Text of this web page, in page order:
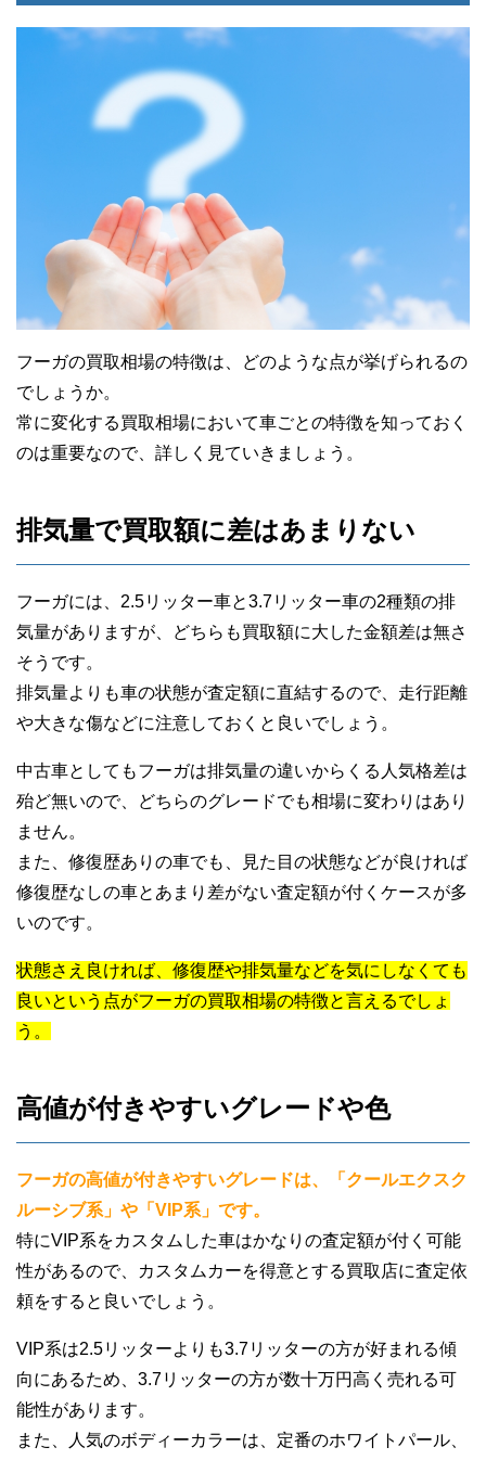
フーガの買取相場の特徴は、どのような点が挙げられるの
でしょうか。
常に変化する買取相場において車ごとの特徴を知っておく
のは重要なので、詳しく見ていきましょう。
排気量で買取額に差はあまりない
フーガには、2.5リッター車と3.7リッター車の2種類の排
気量がありますが、どちらも買取額に大した金額差は無さ
そうです。
排気量よりも車の状態が査定額に直結するので、走行距離
や大きな傷などに注意しておくと良いでしょう。
中古車としてもフーガは排気量の違いからくる人気格差は
殆ど無いので、どちらのグレードでも相場に変わりはあり
ません。
また、修復歴ありの車でも、見た目の状態などが良ければ
修復歴なしの車とあまり差がない査定額が付くケースが多
いのです。
状態さえ良ければ、修復歴や排気量などを気にしなくても
良いという点がフーガの買取相場の特徴と言えるでしょ
う。
高値が付きやすいグレードや色
フーガの高値が付きやすいグレードは、「クールエクスク
ルーシブ系」や「VIP系」です。
特にVIP系をカスタムした車はかなりの査定額が付く可能
性があるので、カスタムカーを得意とする買取店に査定依
頼をすると良いでしょう。
VIP系は2.5リッターよりも3.7リッターの方が好まれる傾
向にあるため、3.7リッターの方が数十万円高く売れる可
能性があります。
また、人気のボディーカラーは、定番のホワイトパール、